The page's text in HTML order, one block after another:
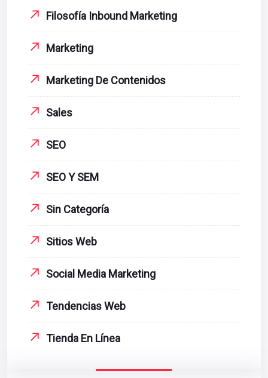
Filosofía Inbound Marketing
Marketing
Marketing De Contenidos
Sales
SEO
SEO Y SEM
Sin Categoría
Sitios Web
Social Media Marketing
Tendencias Web
Tienda En Línea